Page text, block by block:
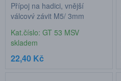
Přípoj na hadici, vnější
válcový závit M5/ 3mm
Kat.číslo: GT 53 MSV
skladem
22,40 Kč